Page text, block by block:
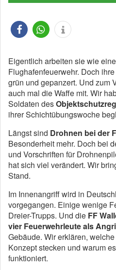
Eigentlich arbeiten sie wie
Flughafenfeuerwehr. Doch
grün und gepanzert. Und zum
auch mal die Waffe mit. Wir
Soldaten des
ihrer Schichtübungswoche
Längst sind Drohnen bei der
Besonderheit mehr. Doch bei
und Vorschriften für
hat sich viel verändert. Wir
Stand.
Im Innenangriff wird in
vorgegangen. Einige wenige
Dreier-Trupps. Und die FF
vier Feuerwehrleute als
Gebäude. Wir erklären,
Konzept stecken und warum
funktioniert.